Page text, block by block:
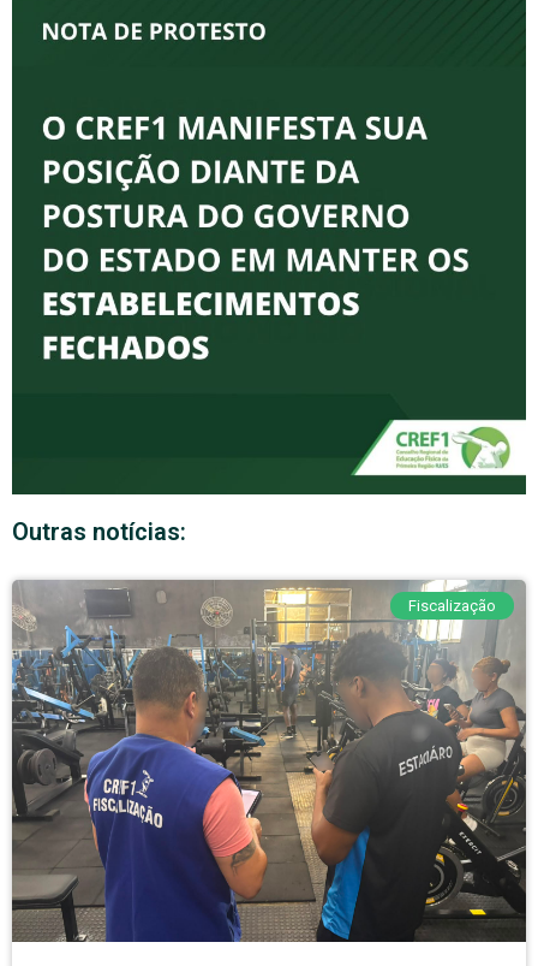
Outras notícias:
Fiscalização